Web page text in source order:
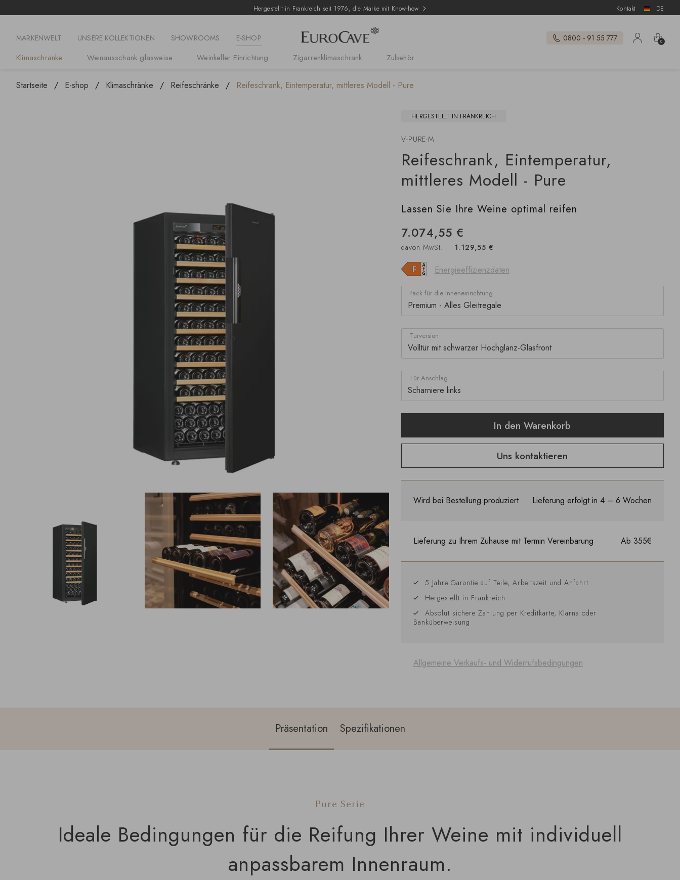
Hergestellt in Frankreich seit 1976, die Marke mit Know-how Kontakt DE
MARKENWELT UNSERE KOLLEKTIONEN SHOWROOMS E-SHOP
Klimaschränke Weinausschank glasweise Weinkeller Einrichtung Zigarrenklimaschrank Zubehör
0800 - 91 55 777 0
Startseite E-shop Klimaschränke Reifeschränke Reifeschrank, Eintemperatur, mittleres Modell - Pure
HERGESTELLT IN FRANKREICH
V-PURE-M
Reifeschrank, Eintemperatur,
mittleres Modell - Pure
Lassen Sie Ihre Weine optimal reifen
7.074,55 €
davon MwSt. 1.129,55 €
Energieeffizienzdaten
Pack für die Inneneinrichtung
Türversion
Tür Anschlag
In den Warenkorb
Uns kontaktieren
Wird bei Bestellung produziert Lieferung erfolgt in 4 – 6 Wochen
Lieferung zu Ihrem Zuhause mit Termin Vereinbarung Ab 355€
5 Jahre Garantie auf Teile, Arbeitszeit und Anfahrt
Hergestellt in Frankreich
Absolut sichere Zahlung per Kreditkarte, Klarna oder
Banküberweisung
Allgemeine Verkaufs- und Widerrufsbedingungen
Präsentation Spezifikationen
Pure Serie
Ideale Bedingungen für die Reifung Ihrer Weine mit individuell
anpassbarem Innenraum.